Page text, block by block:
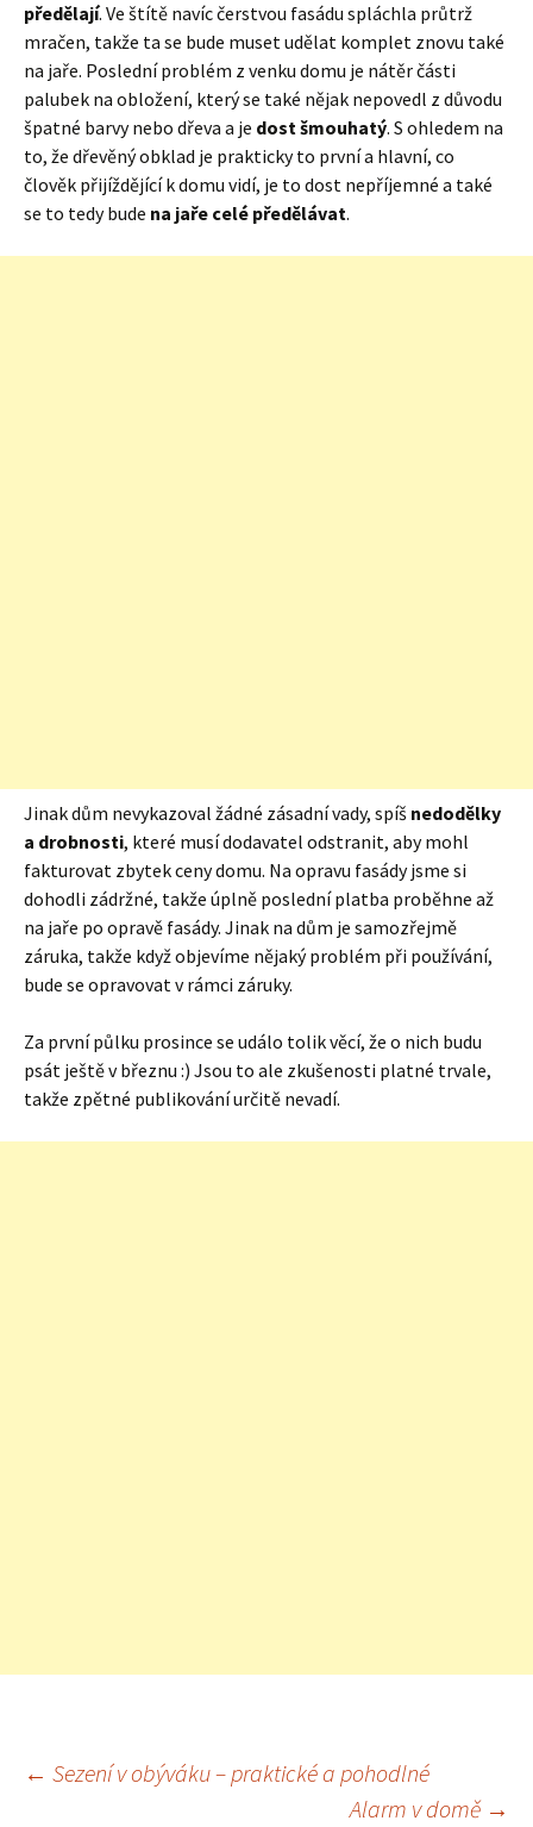
předělají. Ve štítě navíc čerstvou fasádu spláchla průtrž
mračen, takže ta se bude muset udělat komplet znovu také
na jaře. Poslední problém z venku domu je nátěr části
palubek na obložení, který se také nějak nepovedl z důvodu
špatné barvy nebo dřeva a je dost šmouhatý. S ohledem na
to, že dřevěný obklad je prakticky to první a hlavní, co
člověk přijíždějící k domu vidí, je to dost nepříjemné a také
se to tedy bude na jaře celé předělávat.
Jinak dům nevykazoval žádné zásadní vady, spíš nedodělky
a drobnosti, které musí dodavatel odstranit, aby mohl
fakturovat zbytek ceny domu. Na opravu fasády jsme si
dohodli zádržné, takže úplně poslední platba proběhne až
na jaře po opravě fasády. Jinak na dům je samozřejmě
záruka, takže když objevíme nějaký problém při používání,
bude se opravovat v rámci záruky.
Za první půlku prosince se událo tolik věcí, že o nich budu
psát ještě v březnu :) Jsou to ale zkušenosti platné trvale,
takže zpětné publikování určitě nevadí.
← Sezení v obýváku – praktické a pohodlné
Alarm v domě →